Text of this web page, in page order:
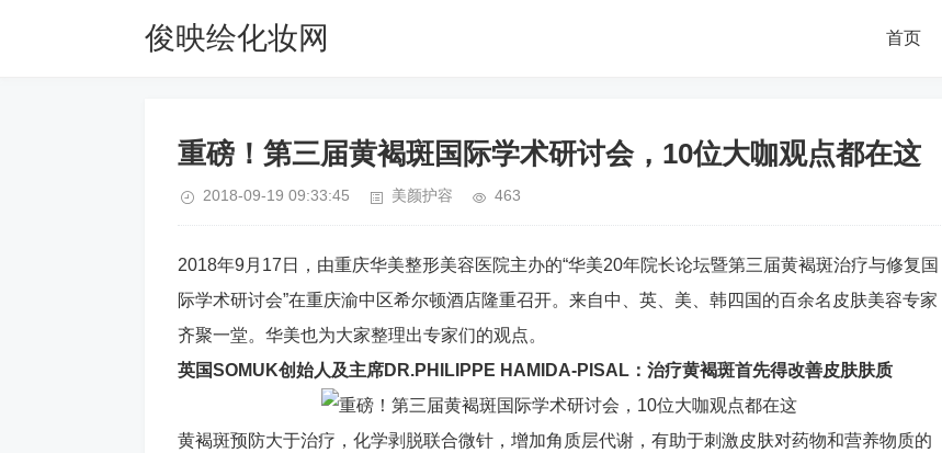
俊映绘化妆网 首页
重磅！第三届黄褐斑国际学术研讨会，10位大咖观点都在这
2018-09-19 09:33:45 美颜护容 463
2018年9月17日，由重庆华美整形美容医院主办的“华美20年院长论坛暨第三届黄褐斑治疗与修复国
际学术研讨会”在重庆渝中区希尔顿酒店隆重召开。来自中、英、美、韩四国的百余名皮肤美容专家
齐聚一堂。华美也为大家整理出专家们的观点。
英国SOMUK创始人及主席DR.PHILIPPE HAMIDA-PISAL：治疗黄褐斑首先得改善皮肤肤质
黄褐斑预防大于治疗，化学剥脱联合微针，增加角质层代谢，有助于刺激皮肤对药物和营养物质的